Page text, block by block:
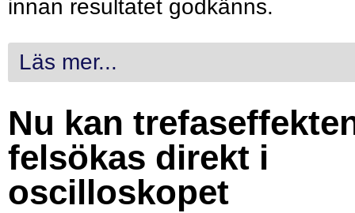
innan resultatet godkänns.
Läs mer...
Nu kan
felsökas direkt i
oscilloskopet